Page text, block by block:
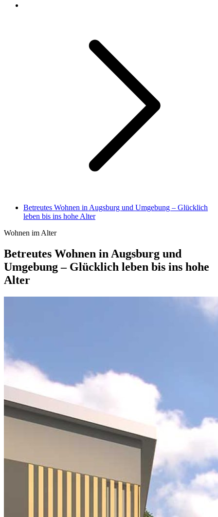
Betreutes Wohnen in Augsburg und Umgebung – Glücklich
leben bis ins hohe Alter
Wohnen im Alter
Betreutes Wohnen in Augsburg und
Umgebung – Glücklich leben bis ins hohe
Alter